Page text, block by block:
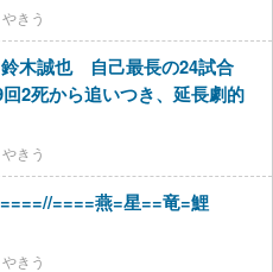
やきう
鈴木誠也 自己最長の24試合
2死から追いつき、延長劇的
やきう
====燕=星==竜=鯉
やきう